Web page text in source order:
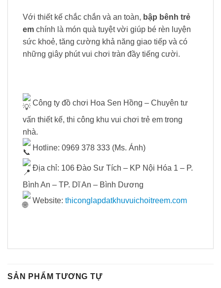
Với thiết kế chắc chắn và an toàn, bập bênh trẻ
em chính là món quà tuyệt vời giúp bé rèn luyện
sức khoẻ, tăng cường khả năng giao tiếp và có
những giây phút vui chơi tràn đầy tiếng cười.
Công ty đồ chơi Hoa Sen Hồng – Chuyên tư
vấn thiết kế, thi công khu vui chơi trẻ em trong
nhà.
Hotline: 0969 378 333 (Ms. Ánh)
Địa chỉ: 106 Đào Sư Tích – KP Nội Hóa 1 – P.
Bình An – TP. Dĩ An – Bình Dương
Website: thiconglapdatkhuvuichoitreem.com
SẢN PHẨM TƯƠNG TỰ